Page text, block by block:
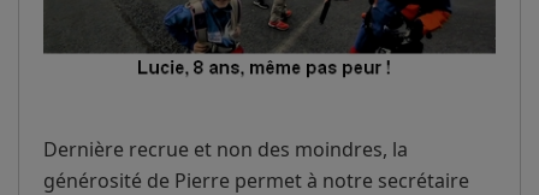
Dernière recrue et non des moindres, la
générosité de Pierre permet à notre secrétaire